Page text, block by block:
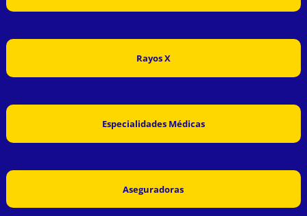
Rayos X
Especialidades Médicas
Aseguradoras